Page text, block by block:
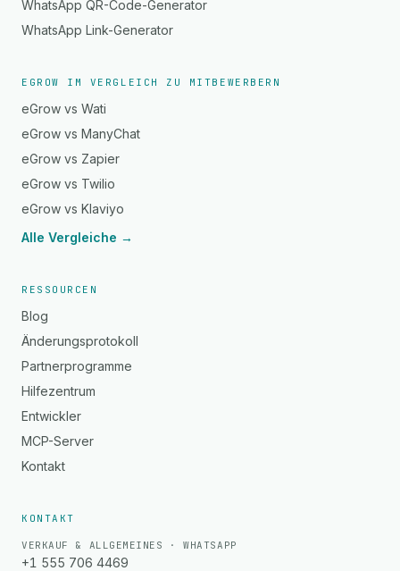
WhatsApp QR-Code-Generator
WhatsApp Link-Generator
EGROW IM VERGLEICH ZU MITBEWERBERN
eGrow vs Wati
eGrow vs ManyChat
eGrow vs Zapier
eGrow vs Twilio
eGrow vs Klaviyo
Alle Vergleiche →
RESSOURCEN
Blog
Änderungsprotokoll
Partnerprogramme
Hilfezentrum
Entwickler
MCP-Server
Kontakt
KONTAKT
VERKAUF & ALLGEMEINES · WHATSAPP
+1 555 706 4469